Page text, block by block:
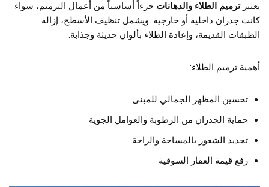
يعتبرترميم الطلاء والدهانات جزءاً أساسياً من أعمال الترميم، سواء
كانت جدران داخلية أو خارجية. ويشمل تنظيف الأسطح، إزالة
الطبقات القديمة، وإعادة الطلاء بألوان حديثة وجذابة.
أهمية ترميم الطلاء:
تحسين المظهر الجمالي للمبنى
حماية الجدران من الرطوبة والعوامل الجوية
تجديد الشعور بالمساحة والراحة
رفع قيمة العقار السوقية